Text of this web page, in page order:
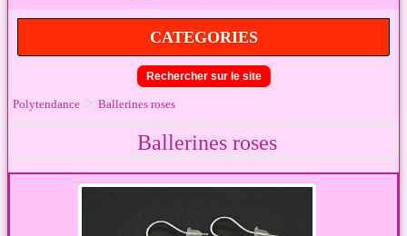
CATEGORIES
Rechercher sur le site
Polytendance > Ballerines roses
Ballerines roses